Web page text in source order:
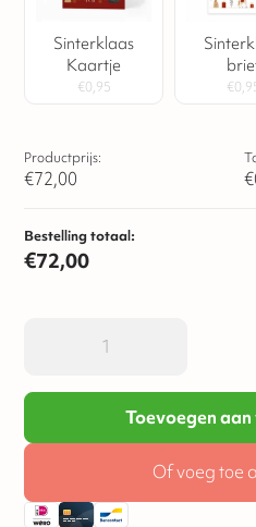
Sinterklaas
Kaartje
€0,95 €
Productprijs:
€72,00 €
Bestelling totaal:
€72,00
Toevoegen
Of voeg toe